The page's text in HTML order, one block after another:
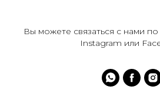
Вы можете связаться с нами
Instagram или